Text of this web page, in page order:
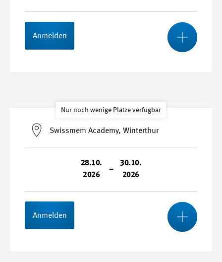
26065-J
Anmelden
Start- und Endtermin
26065-I
Swissmem Academy, Winterthur
Nur noch wenige Plätze verfügbar
28.10.
2026
–
30.10.
2026
Anmelden